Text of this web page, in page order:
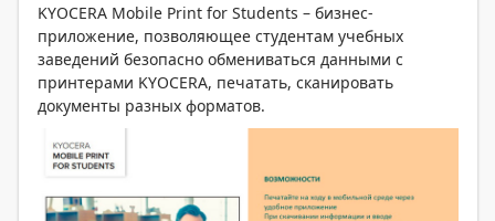
KYOCERA Mobile Print for Students – бизнес-
приложение, позволяющее студентам учебных
заведений безопасно обмениваться данными с
принтерами KYOCERA, печатать, сканировать
документы разных форматов.